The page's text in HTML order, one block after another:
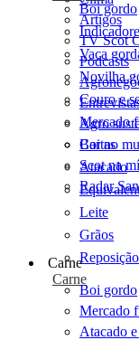
Artigos
TV Scot
Podcasts
Agro
Cartas
Scot na
Radar
Boi gordo
Vaca
Novilha
Couro e
Mercado
Boi no
Atacado
Leite
Grãos
Reposição
Carne
Carne
Boi gordo
Mercado
Atacado